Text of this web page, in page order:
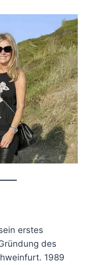
erstes
des
1989